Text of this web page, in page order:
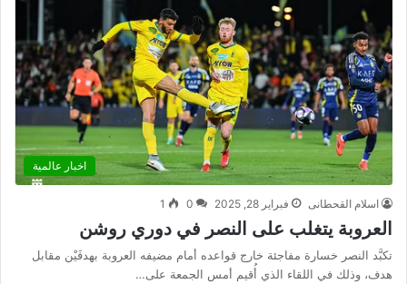
اخبار عالمية
اسلام القحطانى فبراير 28, 2025 0
1
العروبة يتغلب على النصر في دوري روشن
تكبَّد النصر خسارة مفاجئة خارج قواعده أمام مضيفه العروبة بهدفَيْن مقابل
هدف، وذلك في اللقاء الذي أُقيم أمس الجمعة على…